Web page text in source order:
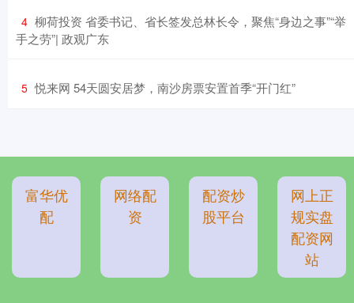
4 ​柳荷投资 省委书记、省长签发总林长令，聚焦“身边之事”“举
手之劳”| 政观广东
5 ​悦来网 54天圆安居梦，南沙房票安置首季“开门红”
富华优
配
网络配
资
配资炒
股平台
网上正
规实盘
配资网
站